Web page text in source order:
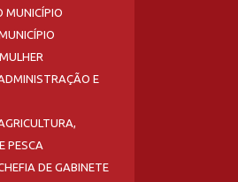
MUNICÍPIO
E
PESCA
DE GABINETE